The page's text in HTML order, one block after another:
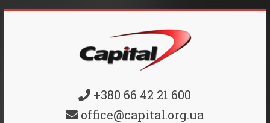
+380 66 42 21 600
office@capital.org.ua